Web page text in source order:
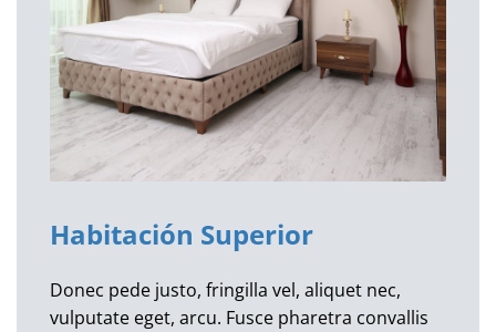
Habitación Superior
Donec pede justo, fringilla vel, aliquet nec,
vulputate eget, arcu. Fusce pharetra convallis